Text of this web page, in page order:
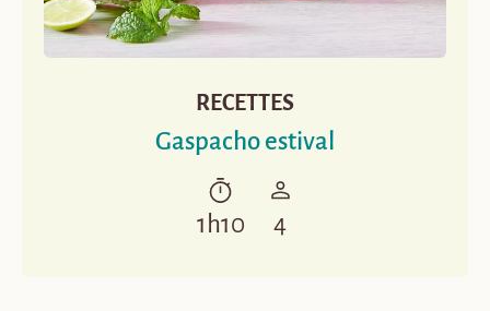
RECETTES
Gaspacho estival
1h10 4